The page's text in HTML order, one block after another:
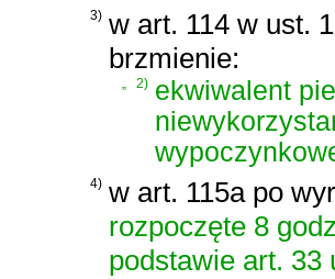
3) w art. 114 w ust.
brzmienie:
„ 2) ekwiwalent
4) w art. 115a po
rozpoczęte 8
podstawie art. 33